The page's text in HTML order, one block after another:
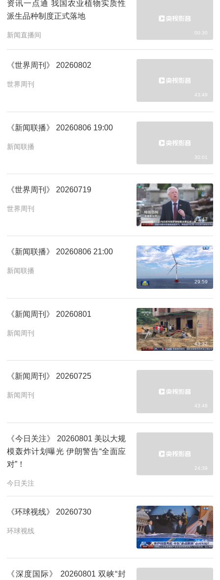
资讯一点通 我国农业植物实质性
派生品种制度正式落地
新闻直播间 00:30
《世界周刊》 20260802
世界周刊
43:49
《新闻联播》 20260806 19:00
新闻联播
30:01
《世界周刊》 20260719
世界周刊
43:47
《新闻联播》 20260806 21:00
新闻联播
29:59
《新闻周刊》 20260801
新闻周刊
43:32
《新闻周刊》 20260725
新闻周刊
43:48
《今日关注》 20260801 美以大规
模轰炸计划曝光 伊朗警告“全面应
对”！
今日关注
24:39
《环球视线》 20260730
环球视线
26:58
《深度国际》 20260801 双峡“封